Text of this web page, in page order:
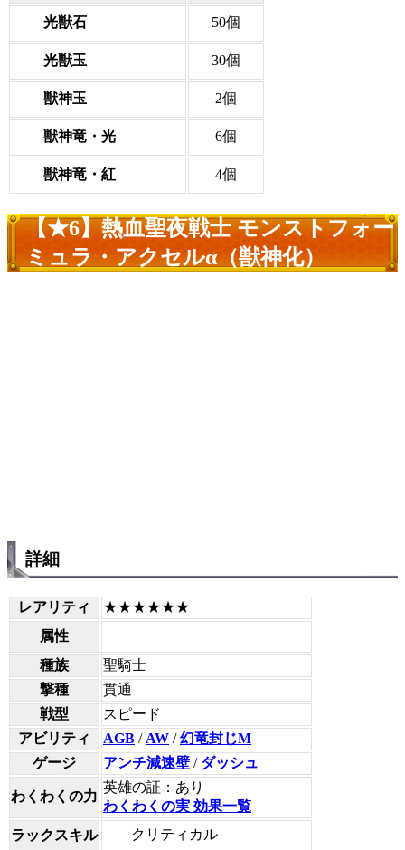
光獣石
50個
光獣玉 30個
獣神玉 2個
獣神竜・光 6個
獣神竜・紅 4個
【★6】熱血聖夜戦士 モンストフォー
ミュラ・アクセルα（獣神化）
詳細
レアリティ
★★★★★★
属性
種族
聖騎士
撃種
貫通
戦型
スピード
アビリティ
AGB / AW /幻竜封じM
ゲージ
アンチ減速壁 / ダッシュ
わくわくの力
英雄の証：あり
わくわくの実 効果一覧
ラックスキル
クリティカル